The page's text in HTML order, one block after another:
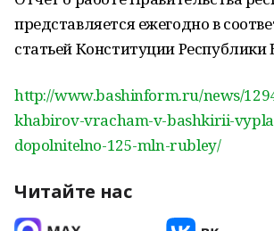
представляется ежегодно в
статьей Конституции
http://www.bashinform.ru/news/
khabirov-vracham-v-bashkirii-
dopolnitelno-125-mln-rubley/
Читайте нас